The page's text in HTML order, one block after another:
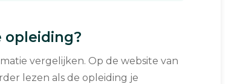
opleiding?
vergelijken. Op de website van
lezen als de opleiding je